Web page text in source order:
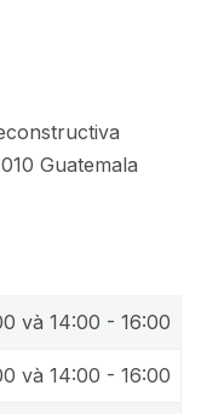
Guatemala
và 14:00 - 16:00
và 14:00 - 16:00